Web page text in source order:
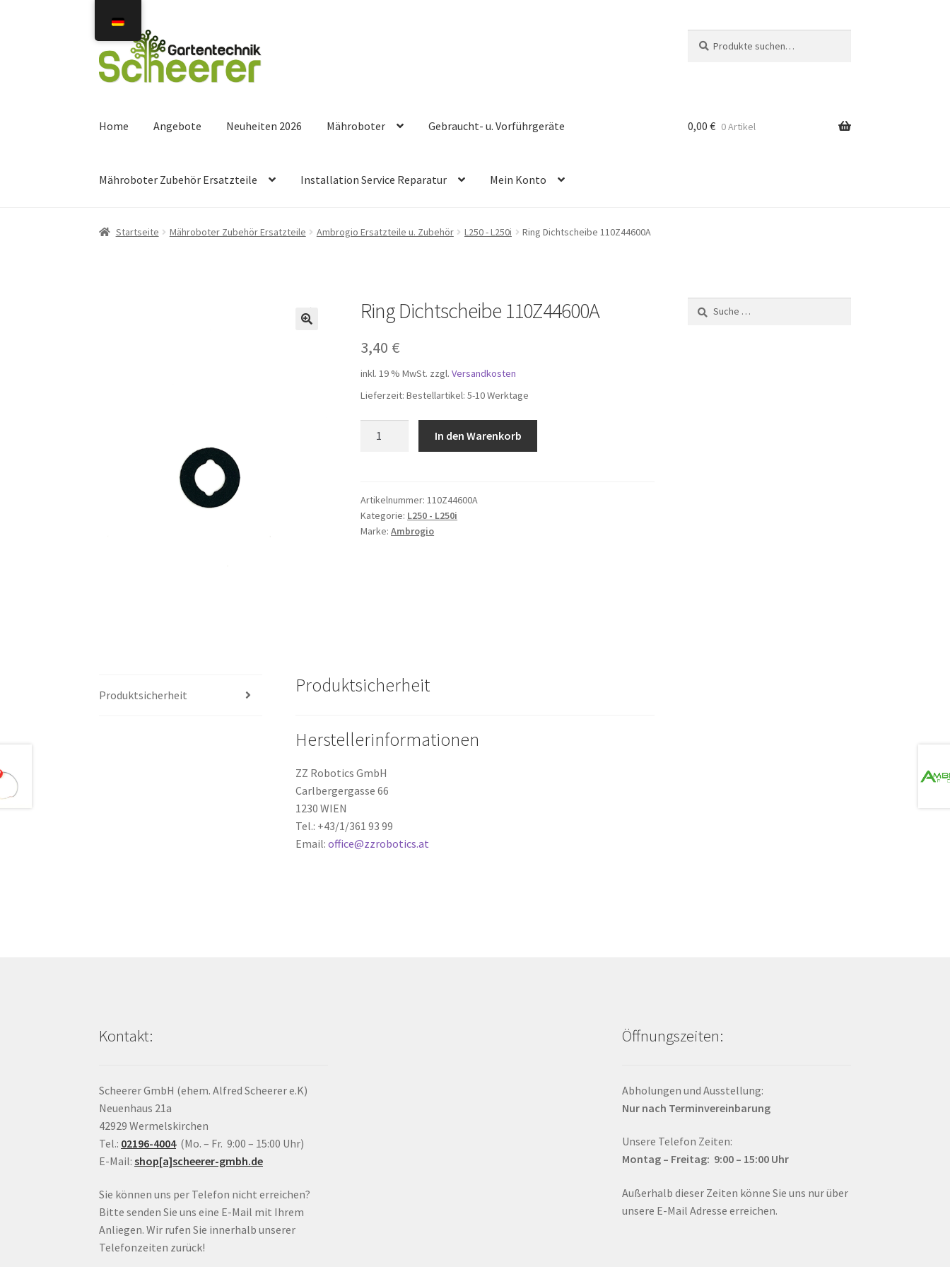
Navigation
springen
Inhalt
springen
nach:
Home Angebote Neuheiten 2026 Mähroboter Gebraucht- u. Vorführgeräte
Mähroboter Zubehör Ersatzteile Installation Service Reparatur Mein Konto
0,00 € 0 Artikel
Startseite Mähroboter Zubehör Ersatzteile Ambrogio Ersatzteile u. Zubehör L250 - L250i Ring Dichtscheibe 110Z44600A
Ring Dichtscheibe 110Z44600A
3,40 €
inkl. 19 % MwSt. zzgl.Versandkosten
Lieferzeit:Bestellartikel: 5-10 Werktage
In den Warenkorb
Artikelnummer:110Z44600A
Kategorie: L250 - L250i
Marke:Ambrogio
Produktsicherheit Produktsicherheit
Herstellerinformationen
ZZ Robotics GmbH
Carlbergergasse 66
1230 WIEN
Tel.: +43/1/361 93 99
Email: office@zzrobotics.at
Suche
nach:
Kontakt:
Scheerer GmbH (ehem. Alfred Scheerer e.K)
Neuenhaus 21a
42929 Wermelskirchen
Tel.: 02196-4004(Mo. – Fr. 9:00 – 15:00 Uhr)
E-Mail:shop[a]scheerer-gmbh.de
Sie können uns per Telefon nicht erreichen?
Bitte senden Sie uns eine E-Mail mit Ihrem
Anliegen. Wir rufen Sie innerhalb unserer
Telefonzeiten zurück!
Öffnungszeiten:
Abholungen und Ausstellung:
Nur nach Terminvereinbarung
Unsere Telefon Zeiten:
Montag – Freitag: 9:00 – 15:00 Uhr
Außerhalb dieser Zeiten könne Sie uns nur über
unsere E-Mail Adresse erreichen.